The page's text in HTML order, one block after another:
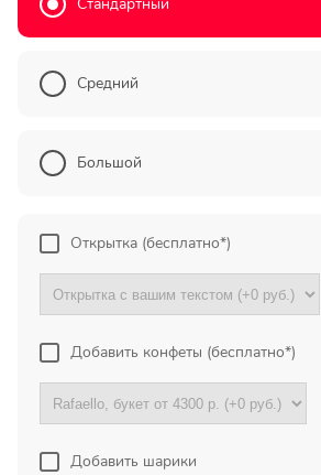
цена!
выборе букета. Спасибо
вовремя. Остаюсь Вашим
клиентом!
Тамара
Гидроторф,
Нижегороская
область
Средний
Большой
Открытка (бесплатно*)
Добавить конфеты (бесплатно*)
Добавить шарики